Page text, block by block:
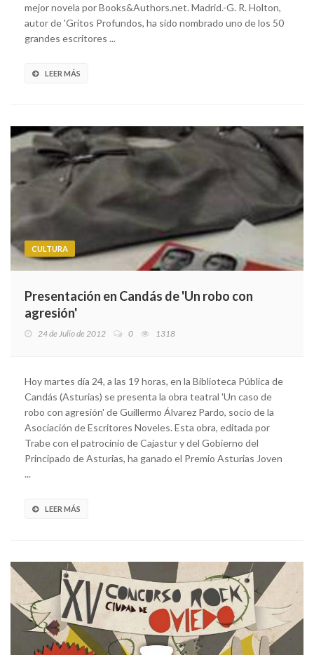
mejor novela por Books&Authors.net. Madrid.-G. R. Holton,
autor de 'Gritos Profundos, ha sido nombrado uno de los 50
grandes escritores ...
LEER MÁS
CULTURA
Presentación en Candás de 'Un robo con
agresión'
24 de Julio de 2012 0 1318
Hoy martes día 24, a las 19 horas, en la Biblioteca Pública de
Candás (Asturias) se presenta la obra teatral 'Un caso de
robo con agresión' de Guillermo Álvarez Pardo, socio de la
Asociación de Escritores Noveles. Esta obra, editada por
Trabe con el patrocinio de Cajastur y del Gobierno del
Principado de Asturias, ha ganado el Premio Asturias Joven
...
LEER MÁS